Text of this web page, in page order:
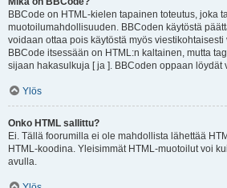
BBCode on HTML-kielen tapainen toteutus, joka
muotoilumahdollisuuden. BBCoden käytöstä
voidaan ottaa pois käytöstä myös
BBCode itsessään on HTML:n kaltainen, mutta
sijaan hakasulkuja [ ja ]. BBCoden oppaan löydät
Ylös
Onko HTML sallittu?
Ei. Tällä foorumilla ei ole mahdollista lähettää
HTML-koodina. Yleisimmät HTML-muotoilut voi
avulla.